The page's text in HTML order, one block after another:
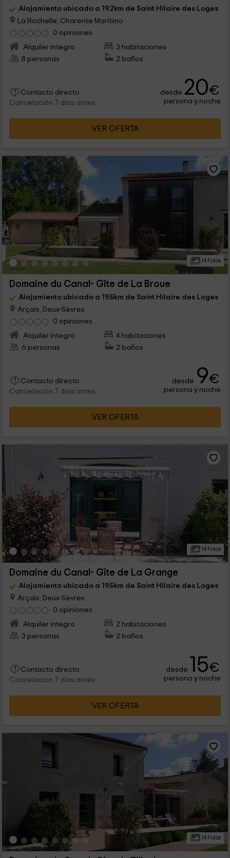
Alojamiento ubicado a 19.2km de Saint Hilaire des Loges
La Rochelle, Charente Marítimo
0 opiniones
Alquiler íntegro
3 habitaciones
8 personas
2 baños
Contacto directo
Cancelación 7 días antes
desde 20€
persona y noche
VER OFERTA
14 Fotos
Domaine du Canal- Gîte de La Broue
Alojamiento ubicado a 19.5km de Saint Hilaire des Loges
Arçais, Deux-Sèvres
0 opiniones
Alquiler íntegro
4 habitaciones
6 personas
2 baños
Contacto directo
Cancelación 7 días antes
desde 9€
persona y noche
VER OFERTA
14 Fotos
Domaine du Canal- Gîte de La Grange
Alojamiento ubicado a 19.5km de Saint Hilaire des Loges
Arçais, Deux-Sèvres
0 opiniones
Alquiler íntegro
2 habitaciones
3 personas
2 baños
Contacto directo
Cancelación 7 días antes
desde 15€
persona y noche
VER OFERTA
14 Fotos